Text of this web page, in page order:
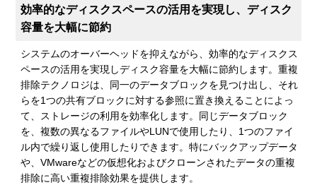
効率的なディスクスペースの活用を実現し、ディスク
容量を大幅に節約
システムのオーバーヘッドを抑えながら、効率的なディスクス
ペースの活用を実現しディスク容量を大幅に節約します。重複
排除テクノロジは、同一のデータブロックを見つけ出し、それ
らを1つの共有ブロックに対する参照に置き換えることによっ
て、ストレージの利用を効率化します。同じデータブロック
を、複数の異なるファイルやLUNで使用したり、1つのファイ
ル内で繰り返し使用したりできます。特にバックアップデータ
や、VMwareなどの仮想化およびクローンされたデータの重複
排除に高い重複排除効果を提供します。